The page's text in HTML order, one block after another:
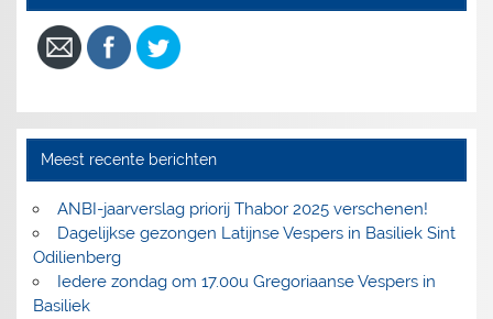
Meest recente berichten
ANBI-jaarverslag priorij Thabor 2025 verschenen!
Dagelijkse gezongen Latijnse Vespers in Basiliek Sint
Odilienberg
Iedere zondag om 17.00u Gregoriaanse Vespers in
Basiliek